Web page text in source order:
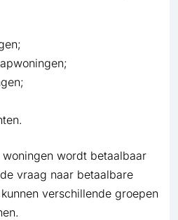
wordt betaalbaar
vraag naar betaalbare
verschillende groepen